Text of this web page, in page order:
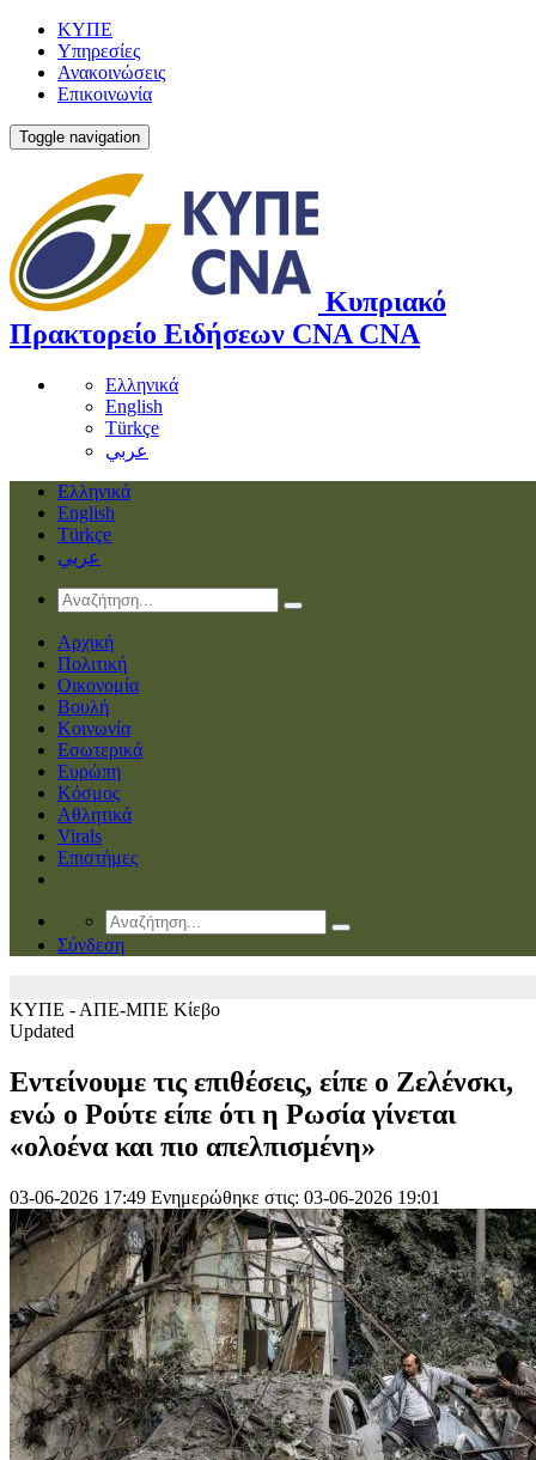
ΚΥΠΕ
Υπηρεσίες
Ανακοινώσεις
Επικοινωνία
Toggle navigation
Κυπριακό
Πρακτορείο Ειδήσεων CNA CNA
Ελληνικά
English
Türkçe
عربي
Ελληνικά
English
Türkçe
عربي
Αρχική
Πολιτική
Οικονομία
Βουλή
Κοινωνία
Εσωτερικά
Ευρώπη
Κόσμος
Αθλητικά
Virals
Επιστήμες
Σύνδεση
ΚΥΠΕ - ΑΠΕ-ΜΠΕ Κίεβο
Updated
Εντείνουμε τις επιθέσεις, είπε ο Ζελένσκι,
ενώ ο Ρούτε είπε ότι η Ρωσία γίνεται
«ολοένα και πιο απελπισμένη»
03-06-2026 17:49 Ενημερώθηκε στις: 03-06-2026 19:01